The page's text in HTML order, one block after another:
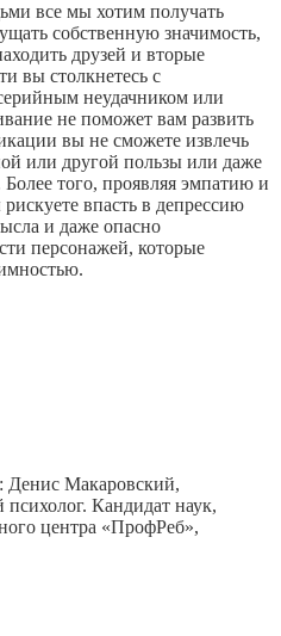
все мы хотим получать
собственную значимость,
друзей и вторые
вы столкнетесь с
неудачником или
не поможет вам развить
вы не сможете извлечь
или другой пользы или даже
того, проявляя эмпатию и
впасть в депрессию
и даже опасно
персонажей, которые
Денис Макаровский,
Кандидат наук,
центра «ПрофРеб»,